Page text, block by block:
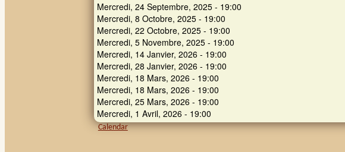
Mercredi, 24 Septembre, 2025 - 19:00
Mercredi, 8 Octobre, 2025 - 19:00
Mercredi, 22 Octobre, 2025 - 19:00
Mercredi, 5 Novembre, 2025 - 19:00
Mercredi, 14 Janvier, 2026 - 19:00
Mercredi, 28 Janvier, 2026 - 19:00
Mercredi, 18 Mars, 2026 - 19:00
Mercredi, 18 Mars, 2026 - 19:00
Mercredi, 25 Mars, 2026 - 19:00
Mercredi, 1 Avril, 2026 - 19:00
Calendar